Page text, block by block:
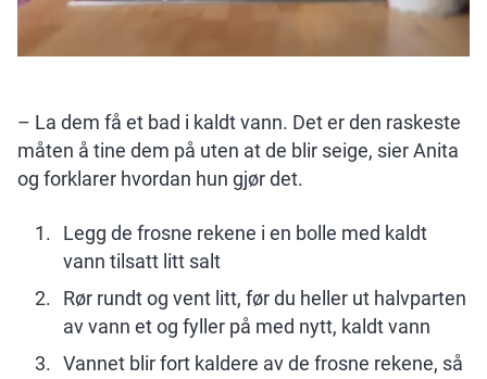
– La dem få et bad i kaldt vann. Det er den raskeste
måten å tine dem på uten at de blir seige, sier Anita
og forklarer hvordan hun gjør det.
Legg de frosne rekene i en bolle med kaldt
vann tilsatt litt salt
Rør rundt og vent litt, før du heller ut halvparten
av vann et og fyller på med nytt, kaldt vann
Vannet blir fort kaldere av de frosne rekene, så